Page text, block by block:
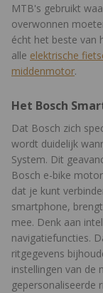
MTB's gebruikt
overwonnen
écht het beste van
alle elektrische
middenmotor.
Het Bosch
Dat Bosch zich
wordt duidelijk
System. Dit
Bosch e-bike
dat je kunt
smartphone,
mee. Denk aan
navigatiefuncties.
ritgegevens
instellingen van de
gepersonaliseerde